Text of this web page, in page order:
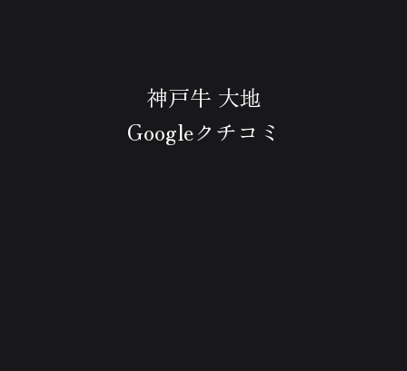
神戸牛 大地
Googleクチコミ